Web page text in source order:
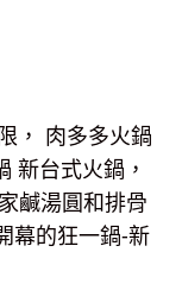
， 肉多多火鍋
新台式火鍋，
鹹湯圓和排骨
幕的狂一鍋-新